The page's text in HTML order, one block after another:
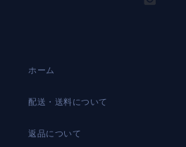
ホーム
配送・送料について
返品について